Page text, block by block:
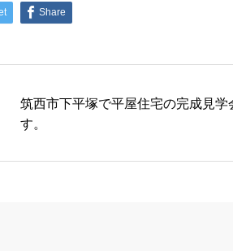
Share
筑西市下平塚で平屋住宅の完成見学
す。